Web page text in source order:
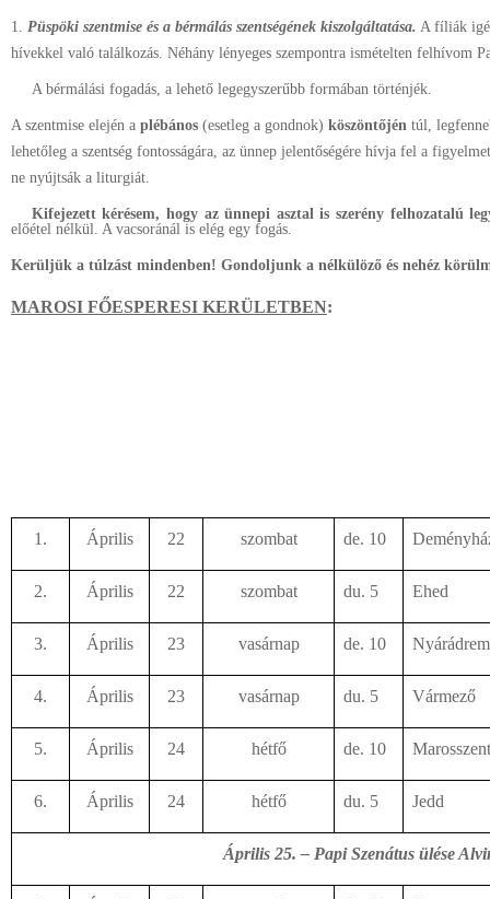
1. Püspöki szentmise és a bérmálás szentségének kiszolgáltatása. A fíliák
hívekkel való találkozás. Néhány lényeges szempontra ismételten felhívom
A bérmálási fogadás, a lehető legegyszerűbb formában történjék.
A szentmise elején a plébános (esetleg a gondnok) köszöntőjén túl,
lehetőleg a szentség fontosságára, az ünnep jelentőségére hívja fel a
ne nyújtsák a liturgiát.
Kifejezett kérésem, hogy az ünnepi asztal is szerény felhozatalú
előétel nélkül. A vacsoránál is elég egy fogás.
Kerüljük a túlzást mindenben! Gondoljunk a nélkülöző és nehéz
MAROSI FŐESPERESI KERÜLETBEN:
1. Április 22 szombat de. 10
2. Április 22 szombat du. 5 Ehed
3. Április 23 vasárnap de. 10
4. Április 23 vasárnap du. 5 Vármező
5. Április 24 hétfő de. 10
6. Április 24 hétfő du. 5 Jedd
Április 25. – Papi Szenátus ülése